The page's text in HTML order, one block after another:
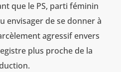
que le PS, parti féminin
envisager de se donner à
agressif envers
plus proche de la